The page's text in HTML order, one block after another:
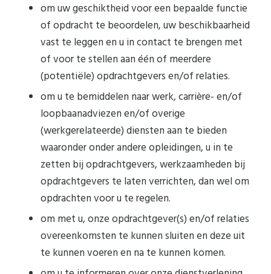
om uw geschiktheid voor een bepaalde functie
of opdracht te beoordelen, uw beschikbaarheid
vast te leggen en u in contact te brengen met
of voor te stellen aan één of meerdere
(potentiële) opdrachtgevers en/of relaties.
om u te bemiddelen naar werk, carrière- en/of
loopbaanadviezen en/of overige
(werkgerelateerde) diensten aan te bieden
waaronder onder andere opleidingen, u in te
zetten bij opdrachtgevers, werkzaamheden bij
opdrachtgevers te laten verrichten, dan wel om
opdrachten voor u te regelen.
om met u, onze opdrachtgever(s) en/of relaties
overeenkomsten te kunnen sluiten en deze uit
te kunnen voeren en na te kunnen komen.